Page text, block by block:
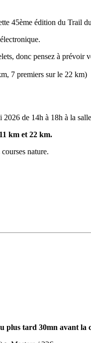
45ème édition du Trail
donc pensez à prévoir
7 premiers sur le 22 km)
de 14h à 18h à la
km et 22 km.
nature.
plus tard 30mn avant la